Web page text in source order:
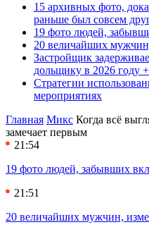
15 архивных фото,
раньше был совсем
19 фото людей,
20 величайших
Застройщик
дольщику в 2026 году
Стратегии
мероприятиях
Главная Микс Когда всё
замечает первым
21:54
19 фото людей, забывших
21:51
20 величайших мужчин,